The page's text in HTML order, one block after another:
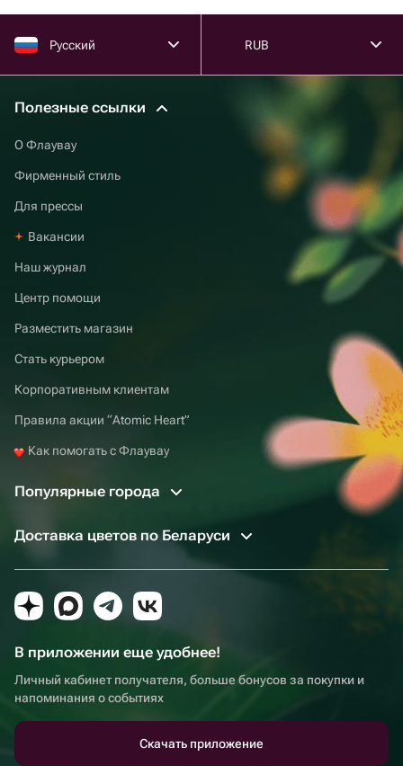
Русский RUB
Полезные ссылки
О Флаувау
Фирменный стиль
Для прессы
Вакансии
Наш журнал
Центр помощи
Разместить магазин
Стать курьером
Корпоративным клиентам
Правила акции “Atomic Heart”
Как помогать с Флаувау
Популярные города
Доставка цветов по Беларуси
В приложении еще удобнее!
Личный кабинет получателя, больше бонусов за покупки и
напоминания о событиях
Скачать приложение